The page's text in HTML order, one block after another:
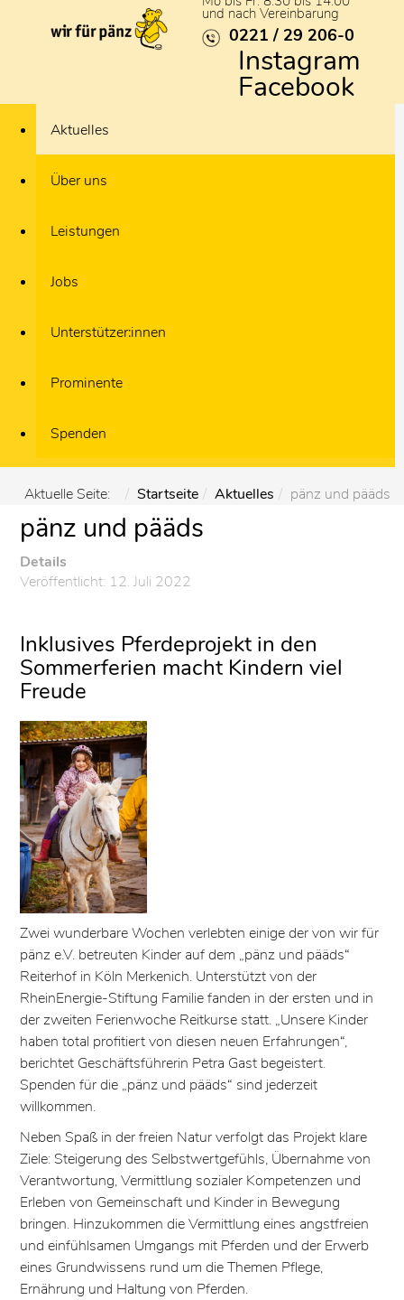
und nach Vereinbarung
0221 / 29 206-0
Instagram
Facebook
Aktuelles
Über uns
Leistungen
Jobs
Unterstützer:innen
Prominente
Spenden
Aktuelle Seite: Startseite Aktuelles pänz und pääds
pänz und pääds
Details
Veröffentlicht: 12. Juli 2022
Inklusives Pferdeprojekt in den
Sommerferien macht Kindern viel
Freude
Zwei wunderbare Wochen verlebten einige der von wir für
pänz e.V. betreuten Kinder auf dem „pänz und pääds“
Reiterhof in Köln Merkenich. Unterstützt von der
RheinEnergie-Stiftung Familie fanden in der ersten und in
der zweiten Ferienwoche Reitkurse statt. „Unsere Kinder
haben total profitiert von diesen neuen Erfahrungen“,
berichtet Geschäftsführerin Petra Gast begeistert.
Spenden für die „pänz und pääds“ sind jederzeit
willkommen.
Neben Spaß in der freien Natur verfolgt das Projekt klare
Ziele: Steigerung des Selbstwertgefühls, Übernahme von
Verantwortung, Vermittlung sozialer Kompetenzen und
Erleben von Gemeinschaft und Kinder in Bewegung
bringen. Hinzukommen die Vermittlung eines angstfreien
und einfühlsamen Umgangs mit Pferden und der Erwerb
eines Grundwissens rund um die Themen Pflege,
Ernährung und Haltung von Pferden.